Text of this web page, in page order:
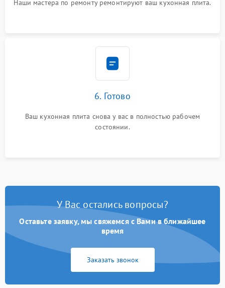
Наши мастера по ремонту ремонтируют ваш кухонная плита.
6. Готово
Ваш кухонная плита снова у вас в полностью рабочем
состоянии.
У Вас остались вопросы?
Оставьте заявку, мы свяжемся с Вами в ближайшее
время
Заказать звонок